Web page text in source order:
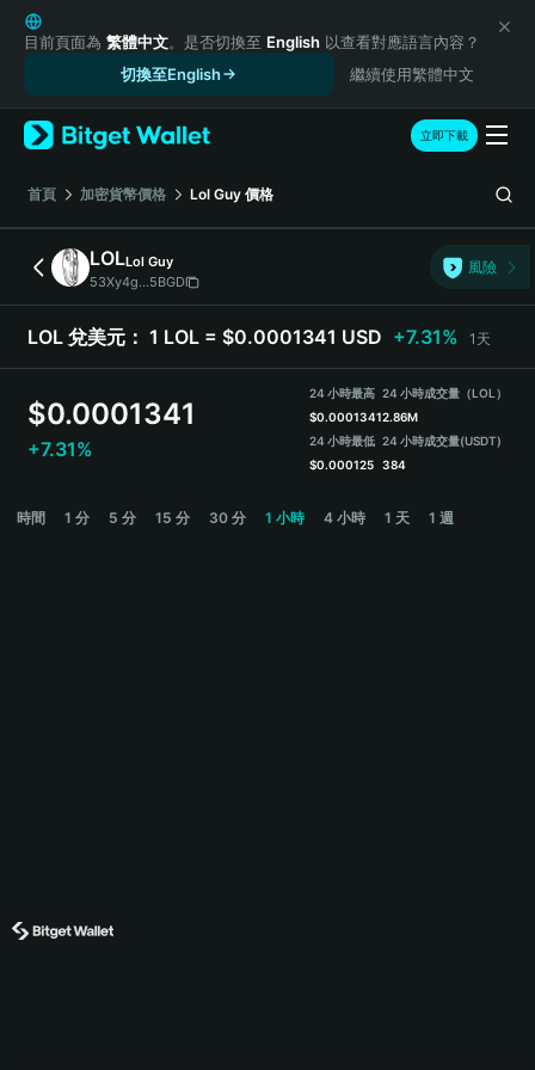
English
日本語
Русский
Español (Latinoamérica)
Türkçe
Italiano
Deutsch
简体中文
繁體中文
Português (Portugal)
हिन्दी
Español (Argentina)
目前頁面為 繁體中文。是否切換至 English 以查看對應語言內容？
切換至English
繼續使用繁體中文
立即下載
首頁 加密貨幣價格 Lol Guy 價格
LOLLol Guy
53Xy4g...5BGD
風險
LOL 兌美元： 1 LOL = $0.0001341 USD +7.31% 1天
$0.0001341
+7.31%
24 小時最高
$0.0001341
24 小時最低
$0.000125
24 小時成交量（LOL）
2.86M
24 小時成交量(USDT)
384
時間 1 分 5 分 15 分 30 分 1 小時 4 小時 1 天 1 週